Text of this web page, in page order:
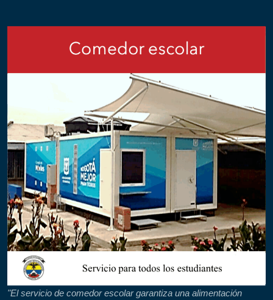
"El servicio de comedor escolar garantiza una alimentación